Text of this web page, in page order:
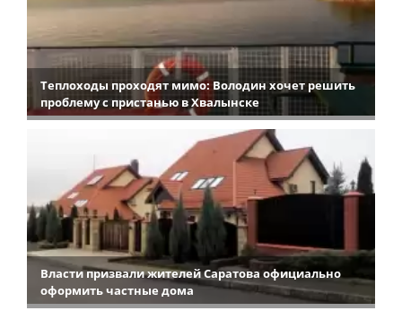
Теплоходы проходят мимо: Володин хочет решить
проблему с пристанью в Хвалынске
Власти призвали жителей Саратова официально
оформить частные дома